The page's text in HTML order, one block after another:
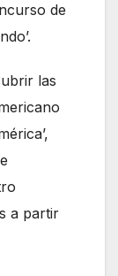
de
las
a partir